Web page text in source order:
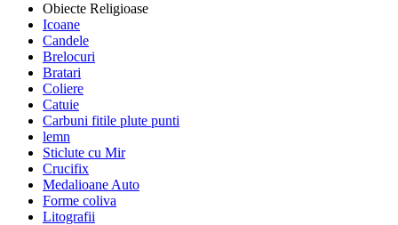
Obiecte Religioase
Icoane
Candele
Brelocuri
Bratari
Coliere
Catuie
Carbuni fitile plute punti
lemn
Sticlute cu Mir
Crucifix
Medalioane Auto
Forme coliva
Litografii